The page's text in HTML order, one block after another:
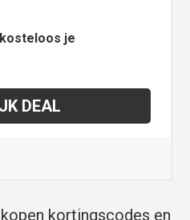
je
DEAL
kortingscodes en